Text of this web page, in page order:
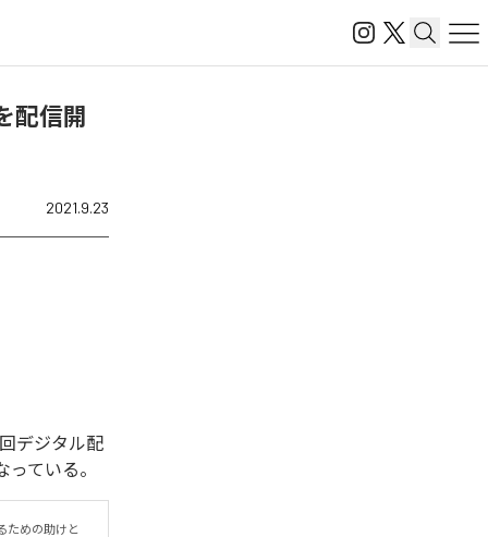
配信開
2021.9.23
回デジタル配
っている。
ための助けと